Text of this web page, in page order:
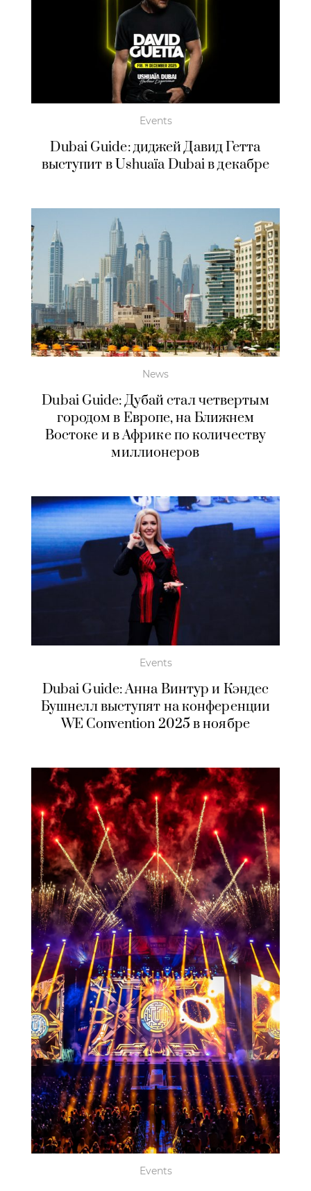
Events
Dubai Guide: диджей Давид Гетта
выступит в Ushuaïa Dubai в декабре
News
Dubai Guide: Дубай стал четвертым
городом в Европе, на Ближнем
Востоке и в Африке по количеству
миллионеров
Events
Dubai Guide: Анна Винтур и Кэндес
Бушнелл выступят на конференции
WE Convention 2025 в ноябре
Events